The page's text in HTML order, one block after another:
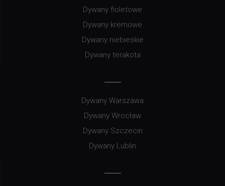
Dywany fioletowe
Dywany kremowe
Dywany niebieskie
Dywany terakota
Dywany Warszawa
Dywany Wrocław
Dywany Szczecin
Dywany Lublin